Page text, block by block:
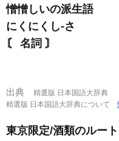
憎憎しいの派生語
にくにくし‐さ
〘 名詞 〙
出典
精選版 日本国語大辞典
精選版 日本国語大辞典について
東京限定/酒類のルー